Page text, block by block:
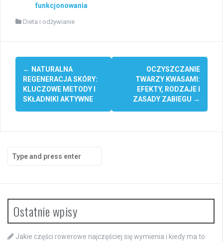
funkcjonowania
Dieta i odżywianie
Post
navigation
← NATURALNA
REGENERACJA SKÓRY:
KLUCZOWE METODY I
SKŁADNIKI AKTYWNE
OCZYSZCZANIE
TWARZY KWASAMI:
EFEKTY, RODZAJE I
ZASADY ZABIEGU →
Search
for:
Ostatnie wpisy
Jakie części rowerowe najczęściej się wymienia i kiedy ma to